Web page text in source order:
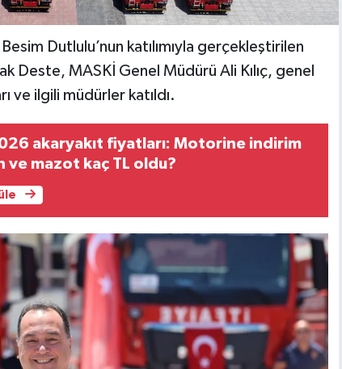
Dutlulu’nun katılımıyla gerçekleştirilen
Deste, MASKİ Genel Müdürü Ali Kılıç, genel
ve ilgili müdürler katıldı.
akaryakıt fiyatları: Motorine indirim
ve mazot kaç TL oldu?